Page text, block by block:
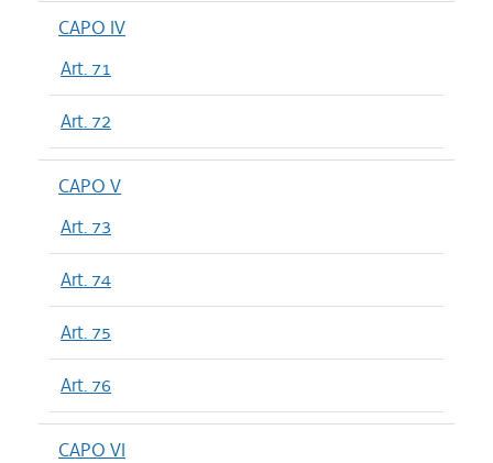
CAPO IV
Art. 71
Art. 72
CAPO V
Art. 73
Art. 74
Art. 75
Art. 76
CAPO VI